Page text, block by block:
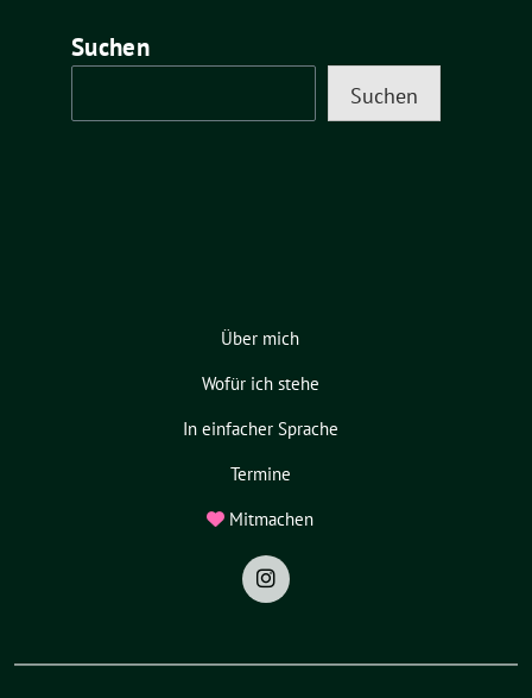
Suchen
Suchen
Über mich
Wofür ich stehe
In einfacher Sprache
Termine
Mitmachen